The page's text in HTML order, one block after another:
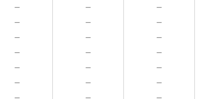
－
－
－
－
－
－
－
－
－
－
－
－
－
－
－
－
－
－